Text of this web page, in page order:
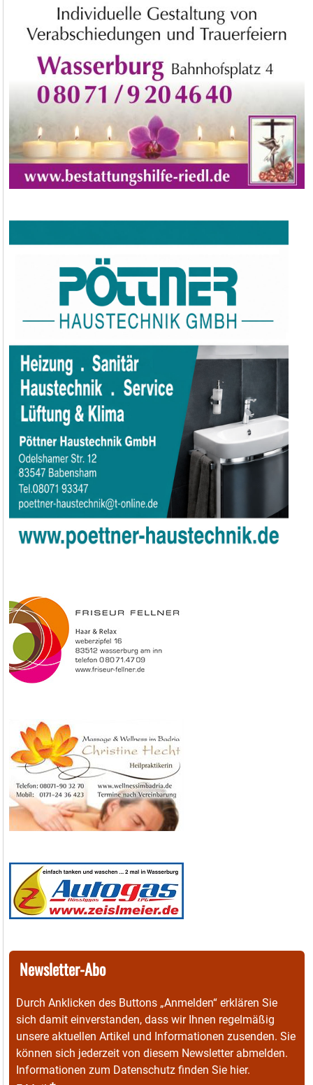
Newsletter-Abo
Durch Anklicken des Buttons „Anmelden“ erklären Sie
sich damit einverstanden, dass wir Ihnen regelmäßig
unsere aktuellen Artikel und Informationen zusenden. Sie
können sich jederzeit von diesem Newsletter abmelden.
Informationen zum Datenschutz finden Sie hier.